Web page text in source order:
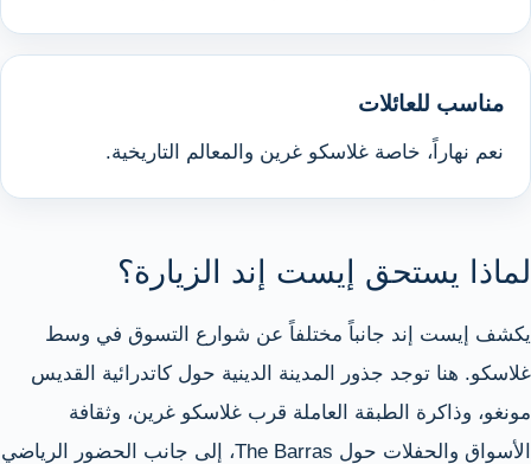
مناسب للعائلات
نعم نهاراً، خاصة غلاسكو غرين والمعالم التاريخية.
لماذا يستحق إيست إند الزيارة؟
يكشف إيست إند جانباً مختلفاً عن شوارع التسوق في وسط
غلاسكو. هنا توجد جذور المدينة الدينية حول كاتدرائية القديس
مونغو، وذاكرة الطبقة العاملة قرب غلاسكو غرين، وثقافة
الأسواق والحفلات حول The Barras، إلى جانب الحضور الرياضي